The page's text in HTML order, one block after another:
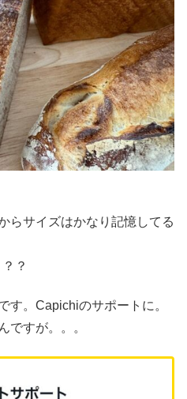
らサイズはかなり記憶してる
？
す。Capichiのサポートに。
ですが。。。